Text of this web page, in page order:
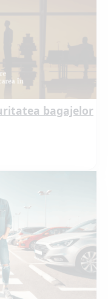
bagajelor